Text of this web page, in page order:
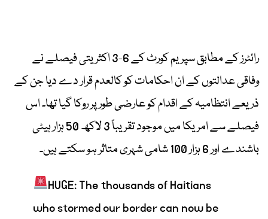
رائٹرز کے مطابق سپریم کورٹ کے 6-3 اکثریتی فیصلے نے
وفاقی عدالتوں کے ان احکامات کو کالعدم قرار دے دیا جن کے
ذریعے انتظامیہ کے اقدام کو عارضی طور پر روکا گیا تھا۔ اس
فیصلے سے امریکا میں موجود تقریباً 3 لاکھ 50 ہزار ہیٹی
باشندے اور 6 ہزار 100 شامی شہری متاثر ہو سکتے ہیں۔
HUGE: The thousands of Haitians
who stormed our border can now be